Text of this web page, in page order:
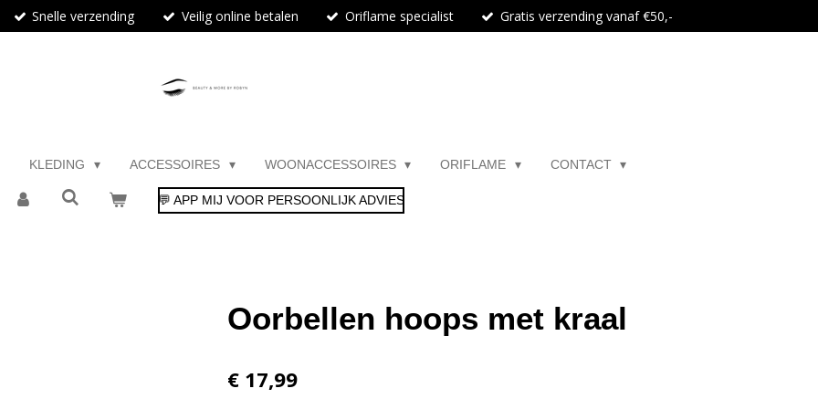
Snelle verzending Veilig online betalen Oriflame specialist Gratis verzending vanaf €50,-
KLEDING ACCESSOIRES WOONACCESSOIRES ORIFLAME CONTACT
💬 APP MIJ VOOR PERSOONLIJK ADVIES
Oorbellen hoops met kraal
€ 17,99